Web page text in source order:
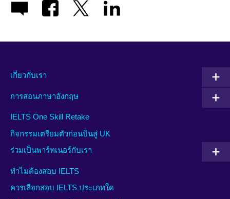
เกี่ยวกับเรา
การสอนภาษาอังกฤษ
IELTS One Skill Retake
กิจกรรมเตรียมตัวก่อนบินสู่ UK
ร่วมเป็นพาร์ทเนอร์กับเรา
ทำไมต้องสอบ IELTS
ควรเลือกสอบ IELTS ประเภทใด